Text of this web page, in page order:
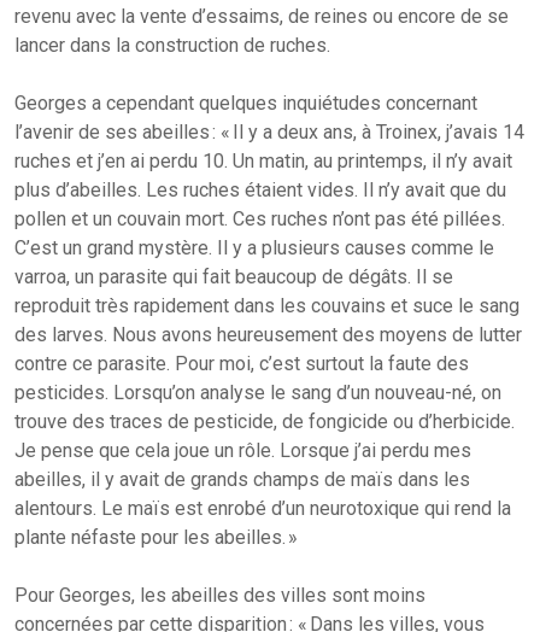
revenu avec la vente d’essaims, de reines ou encore de se
lancer dans la construction de ruches.
Georges a cependant quelques inquiétudes concernant
l’avenir de ses abeilles : « Il y a deux ans, à Troinex, j’avais 14
ruches et j’en ai perdu 10. Un matin, au printemps, il n’y avait
plus d’abeilles. Les ruches étaient vides. Il n’y avait que du
pollen et un couvain mort. Ces ruches n’ont pas été pillées.
C’est un grand mystère. Il y a plusieurs causes comme le
varroa, un parasite qui fait beaucoup de dégâts. Il se
reproduit très rapidement dans les couvains et suce le sang
des larves. Nous avons heureusement des moyens de lutter
contre ce parasite. Pour moi, c’est surtout la faute des
pesticides. Lorsqu’on analyse le sang d’un nouveau-né, on
trouve des traces de pesticide, de fongicide ou d’herbicide.
Je pense que cela joue un rôle. Lorsque j’ai perdu mes
abeilles, il y avait de grands champs de maïs dans les
alentours. Le maïs est enrobé d’un neurotoxique qui rend la
plante néfaste pour les abeilles. »
Pour Georges, les abeilles des villes sont moins
concernées par cette disparition : « Dans les villes, vous